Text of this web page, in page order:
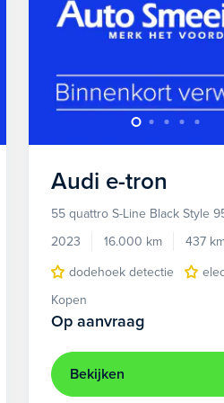
Elektrisch
elektrisch glazen
Audi e-tron
55 quattro S-Line Black Style
2023
16.000 km 437
dodehoek detectie
Kopen
Op aanvraag
Bekijken